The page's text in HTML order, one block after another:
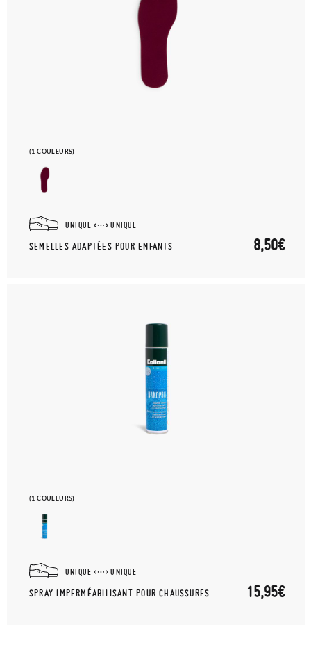
(1 COULEURS)
UNIQUE UNIQUE
SEMELLES ADAPTÉES POUR ENFANTS 8,50€
(1 COULEURS)
UNIQUE UNIQUE
SPRAY IMPERMÉABILISANT POUR CHAUSSURES 15,95€